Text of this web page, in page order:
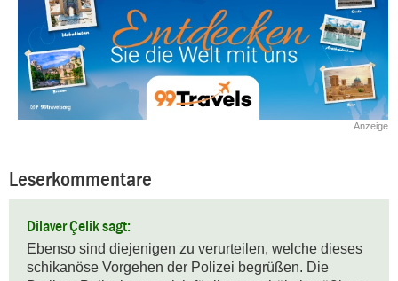
Anzeige
Leserkommentare
Dilaver Çelik sagt:
Ebenso sind diejenigen zu verurteilen, welche dieses
schikanöse Vorgehen der Polizei begrüßen. Die